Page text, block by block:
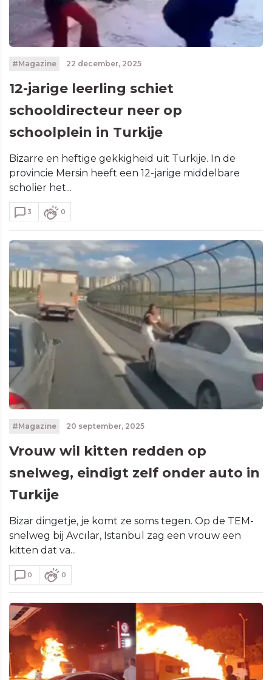
#Magazine 22 december, 2025
12-jarige leerling schiet
schooldirecteur neer op
schoolplein in Turkije
Bizarre en heftige gekkigheid uit Turkije. In de
provincie Mersin heeft een 12-jarige middelbare
scholier het...
3 0
#Magazine 20 september, 2025
Vrouw wil kitten redden op
snelweg, eindigt zelf onder auto in
Turkije
Bizar dingetje, je komt ze soms tegen. Op de TEM-
snelweg bij Avcılar, Istanbul zag een vrouw een
kitten dat va...
0 0